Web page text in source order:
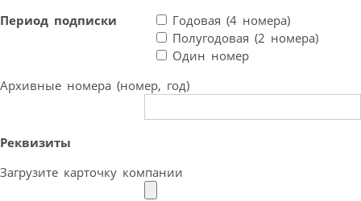
Период подписки
Годовая (4 номера)
Полугодовая (2 номера)
Один номер
Архивные номера (номер, год)
Реквизиты
Загрузите карточку компании